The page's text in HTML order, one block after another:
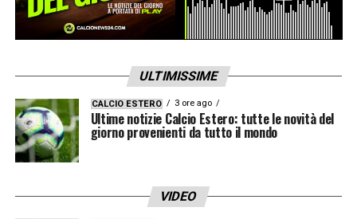
strategia, sistemata la questione economica
che non preoccupa, arriverà la firma del
LA PLAYLIST DELLE NOSTRE TOP NEWS
ULTIMISSIME
CALCIO ESTERO 3 ore ago
Ultime notizie Calcio Estero: tutte le novità del
giorno provenienti da tutto il mondo
VIDEO